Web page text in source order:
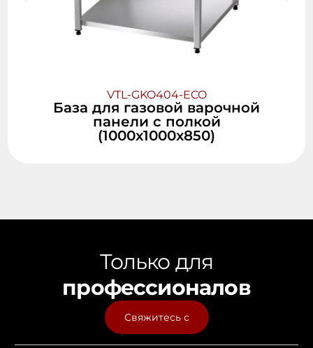
VTL-GKO404-ECO
База для газовой варочной
панели с полкой
(1000x1000x850)
Только для
профессионалов
Свяжитесь с